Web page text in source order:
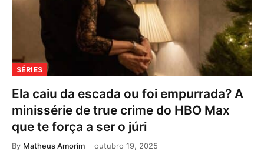
SÉRIES
Ela caiu da escada ou foi empurrada? A
minissérie de true crime do HBO Max
que te força a ser o júri
By Matheus Amorim outubro 19, 2025